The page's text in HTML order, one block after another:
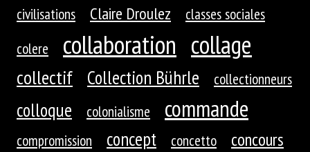
civilisations
Claire Droulez
classes sociales
colere
collaboration collage
collectif Collection Bührle collectionneurs
colloque colonialisme commande
compromission concept concetto concours